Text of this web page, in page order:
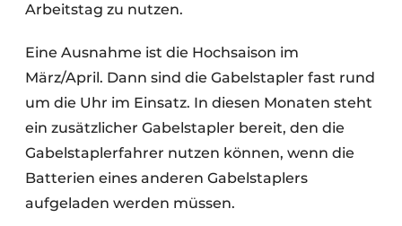
Arbeitstag zu nutzen.
Eine Ausnahme ist die Hochsaison im
März/April. Dann sind die Gabelstapler fast rund
um die Uhr im Einsatz. In diesen Monaten steht
ein zusätzlicher Gabelstapler bereit, den die
Gabelstaplerfahrer nutzen können, wenn die
Batterien eines anderen Gabelstaplers
aufgeladen werden müssen.